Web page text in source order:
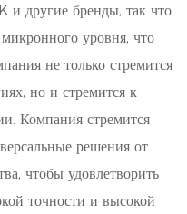
и другие бренды, так что
уровня, что
не только стремится
но и стремится к
Компания стремится
решения от
чтобы удовлетворить
точности и высокой